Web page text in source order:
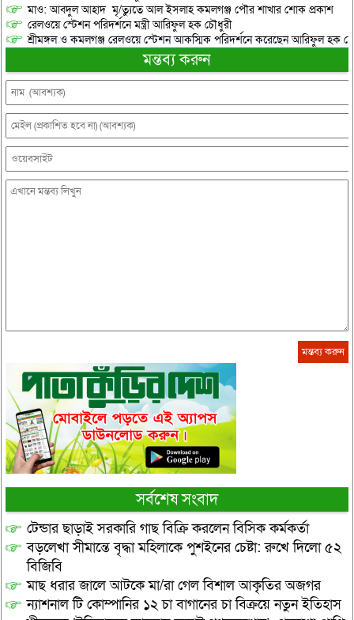
মাও: আবদুল আহাদ মৃ/ত্যুতে আল ইসলাহ কমলগঞ্জ পৌর শাখার শোক প্রকাশ
রেলওয়ে স্টেশন পরিদর্শনে মন্ত্রী আরিফুল হক চৌধুরী
শ্রীমঙ্গল ও কমলগঞ্জ রেলওয়ে স্টেশন আকস্মিক পরিদর্শনে করেছেন আরিফুল হক
মন্তব্য করুন
সর্বশেষ সংবাদ
টেন্ডার ছাড়াই সরকারি গাছ বিক্রি করলেন বিসিক কর্মকর্তা
বড়লেখা সীমান্তে বৃদ্ধা মহিলাকে পুশইনের চেষ্টা: রুখে দিলো ৫২
বিজিবি
মাছ ধরার জালে আটকে মা/রা গেল বিশাল আকৃতির অজগর
ন্যাশনাল টি কোম্পানির ১২ চা বাগানের চা বিক্রয়ে নতুন ইতিহাস